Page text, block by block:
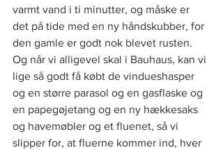
varmt vand i ti minutter, og måske er
det på tide med en ny håndskubber, for
den gamle er godt nok blevet rusten.
Og når vi alligevel skal i Bauhaus, kan vi
lige så godt få købt de vindueshasper
og en større parasol og en gasflaske og
en papegøjetang og en ny hækkesaks
og havemøbler og et fluenet, så vi
slipper for, at fluerne kommer ind, hver